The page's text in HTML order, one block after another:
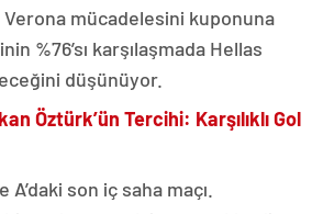
mücadelesini kuponuna
%76’sı karşılaşmada Hellas
düşünüyor.
Öztürk’ün Tercihi: Karşılıklı Gol
A’daki son iç saha maçı.